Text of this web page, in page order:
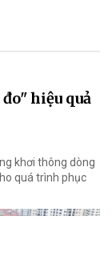
hiệu quả
khơi thông dòng
quá trình phục